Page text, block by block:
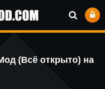
(Всё открыто) на